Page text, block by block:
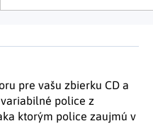
pre vašu zbierku CD a
police z
ktorým police zaujmú v